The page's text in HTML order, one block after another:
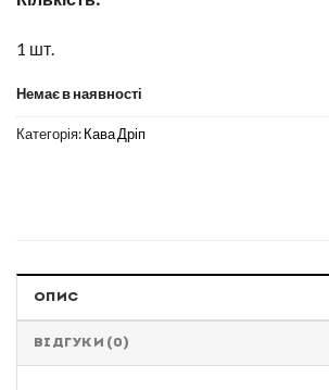
1 шт.
Немає в наявності
Категорія:Кава Дріп
ОПИС
ВІДГУКИ (0)